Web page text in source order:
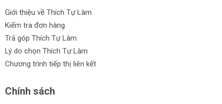
Giới thiệu về Thích Tự Làm
Kiểm tra đơn hàng
Trả góp Thích Tự Làm
Lý do chọn Thích Tự Làm
Chương trình tiếp thị liên kết
Chính sách